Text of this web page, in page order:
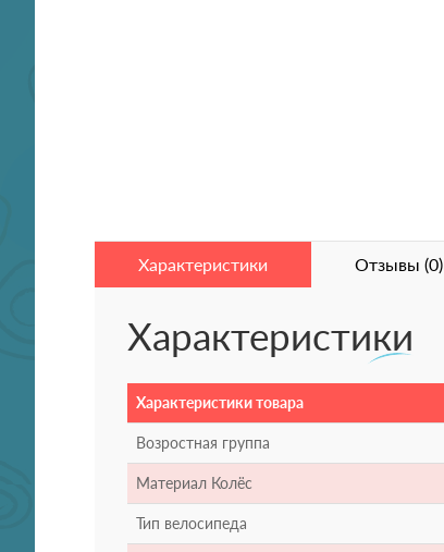
Характеристики Отзывы (0)
Характеристики
Характеристики товара
Возростная группа
Материал Колёс
Тип велосипеда